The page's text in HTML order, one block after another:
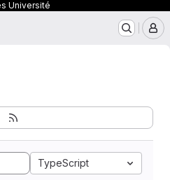
Université
TypeScript